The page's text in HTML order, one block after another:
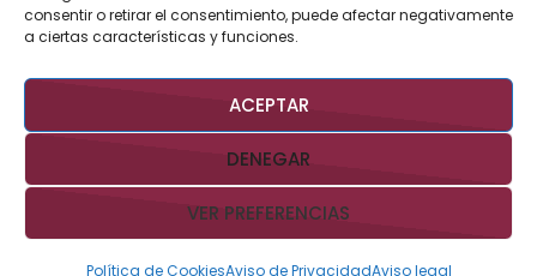
consentir o retirar el consentimiento, puede afectar negativamente
a ciertas características y funciones.
ACEPTAR
DENEGAR
VER PREFERENCIAS
Política de CookiesAviso de PrivacidadAviso legal
BUSCAR AHORA
Derechos Reservados @IERTBCS 2026 Gobierno de BCSAviso
Legal
Aviso de PrivacidadContacto:iert@bcs.gob.mx